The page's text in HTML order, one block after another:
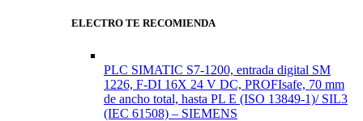
ELECTRO TE RECOMIENDA
PLC SIMATIC S7-1200, entrada digital SM
1226, F-DI 16X 24 V DC, PROFIsafe, 70 mm
de ancho total, hasta PL E (ISO 13849-1)/ SIL3
(IEC 61508) – SIEMENS